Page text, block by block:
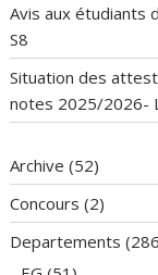
Avis aux étudiants
S8
Situation des
notes 2025/2026-
Archive (52)
Concours (2)
Departements